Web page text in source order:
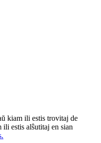
kiam ili estis trovitaj de
estis alŝutitaj en sian